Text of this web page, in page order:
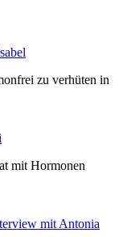
zu verhüten in
mit Hormonen
mit Antonia